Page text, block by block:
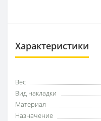
Характеристики
Вес
Вид накладки
Материал
Назначение